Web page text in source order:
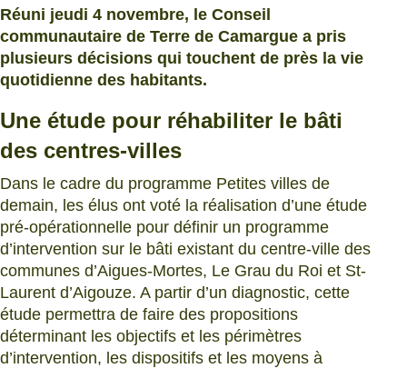
Réuni jeudi 4 novembre, le Conseil
communautaire de Terre de Camargue a pris
plusieurs décisions qui touchent de près la vie
quotidienne des habitants.
Une étude pour réhabiliter le bâti
des centres-villes
Dans le cadre du programme Petites villes de
demain, les élus ont voté la réalisation d’une étude
pré-opérationnelle pour définir un programme
d’intervention sur le bâti existant du centre-ville des
communes d’Aigues-Mortes, Le Grau du Roi et St-
Laurent d’Aigouze. A partir d’un diagnostic, cette
étude permettra de faire des propositions
déterminant les objectifs et les périmètres
d’intervention, les dispositifs et les moyens à